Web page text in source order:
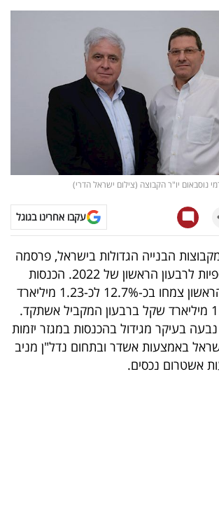
נוסבאום יו"ר הקבוצה (צילום ישראל הדרי)
עקבו אחרינו בגוגל
הבנייה הגדולות בישראל, פרסמה
את התוצאות הכספיות לרבעון הראשון של 2022. הכנסות
הקבוצה ברבעון הראשון צמחו בכ-12.7% לכ-1.23 מיליארד
שקל, לעומת כ-1.1 מיליארד שקל ברבעון המקביל אשתקד.
בעיקר מגידול בהכנסות במגזר יזמות
באמצעות אשדר ובתחום נדל"ן מניב
אשטרום נכסים.